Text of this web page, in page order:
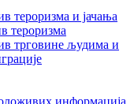
тероризма и јачања
тероризма
трговине људима и